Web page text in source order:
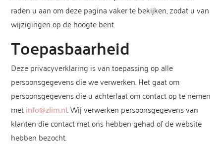
raden u aan om deze pagina vaker te bekijken, zodat u van
wijzigingen op de hoogte bent.
Toepasbaarheid
Deze privacyverklaring is van toepassing op alle
persoonsgegevens die we verwerken. Het gaat om
persoonsgegevens die u achterlaat om contact op te nemen
metinfo@zlim.nl. Wij verwerken persoonsgegevens van
klanten die contact met ons hebben gehad of de website
hebben bezocht.